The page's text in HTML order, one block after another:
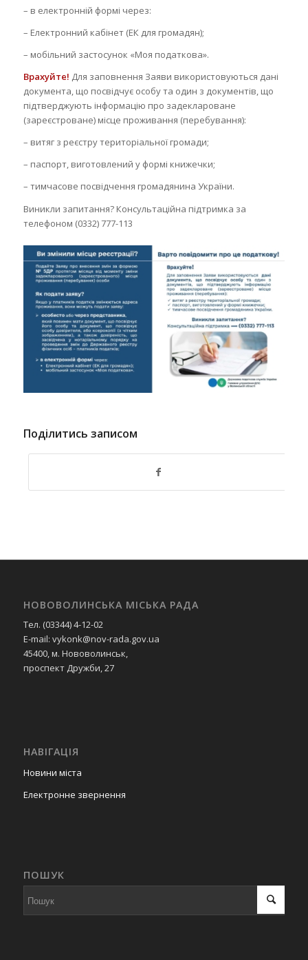
– в електронній формі через:
– Електронний кабінет (ЕК для громадян);
– мобільний застосунок «Моя податкова».
Врахуйте! Для заповнення Заяви використовуються дані
документа, що посвідчує особу та один з документів, що
підтверджують інформацію про задеклароване
(зареєстроване) місце проживання (перебування):
– витяг з реєстру територіальної громади;
– паспорт, виготовлений у формі книжечки;
– тимчасове посвідчення громадянина України.
Виникли запитання? Консультаційна підтримка за
телефоном (0332) 777-113
Поділитись записом
НОВОВОЛИНСЬКА МІСЬКА РАДА
Тел. (03344) 4-12-02
E-mail: vykonk@nov-rada.gov.ua
45400, м. Нововолинськ,
проспект Дружби, 27
НАВІГАЦІЯ
Новини міста
Електронне звернення
ПОШУК